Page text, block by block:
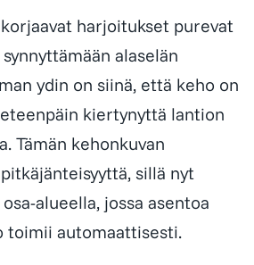
harjoitukset purevat
alaselän
ydin on siinä, että keho on
kiertynyttä lantion
Tämän kehonkuvan
sillä nyt
alueella, jossa asentoa
toimii automaattisesti.